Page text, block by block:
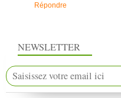
Répondre
NEWSLETTER